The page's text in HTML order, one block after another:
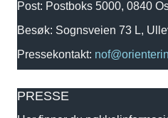
Post: Postboks 5000, 0840
Besøk: Sognsveien 73 L,
Pressekontakt:
PRESSE